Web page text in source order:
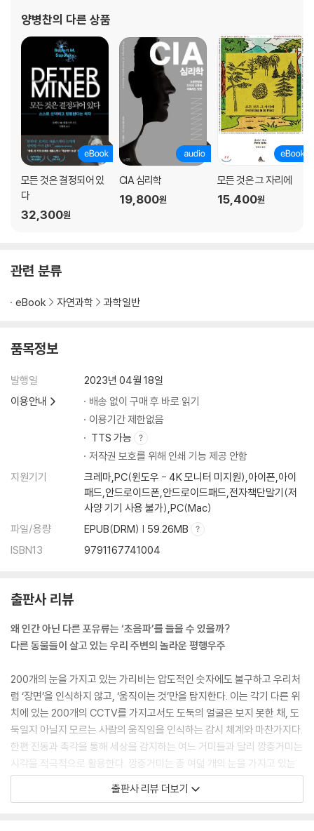
반향정위를 위한 10가지 난관│무적의 음파 탐지기│불나방의 말대꾸│‘소
리로 만지는’ 감각│돌고래의 투시력│메아리로 세상을 보는 사람
10장 전기장: 살아 있는 배터리
능동적 전기정위│정보의 손실 없는 완벽한 의사소통│로렌치니 팽대부│
전기감각의 복잡한 역사│전기감각은 육지에서도 작동할까?
11장 자기장: 그들은 가야 할 길을 알고 있다
동물들의 생물학적 나침반│거북의 놀라운 항해 기술│베일에 싸인 자기수
용체│직관에 어긋나는 세계
하나의 감각에만 의존하는 동물은 없다│자아를 타자와 구별하기│‘팔의
‘빛’이 세계를 오염시킨다│더 시끄럽게 울어야만 하는 새들│납작해진 감
각풍경│‘인간이 추가한 자극’ 제거하기│경이로움은 가까이에 있다
감사의 말
학 저널에 실린 의학 및 생명과학 기사를 번역해 페
양병찬의 다른 상품
모든 것은 결정되어 있
다
32,300원
CIA 심리학
19,800원
모든 것은 그 자리에
15,400원
관련 분류
eBook 자연과학 과학일반
품목정보
발행일
2023년 04월 18일
이용안내
배송 없이 구매 후 바로 읽기
이용기간 제한없음
TTS 가능
저작권 보호를 위해 인쇄 기능 제공 안함
지원기기
크레마,PC(윈도우 - 4K 모니터 미지원),아이폰,아이
패드,안드로이드폰,안드로이드패드,전자책단말기(저
사양 기기 사용 불가),PC(Mac)
파일/용량
EPUB(DRM) | 59.26MB
ISBN13
9791167741004
출판사 리뷰
왜 인간 아닌 다른 포유류는 ‘초음파’를 들을 수 있을까?
다른 동물들이 살고 있는 우리 주변의 놀라운 평행우주
200개의 눈을 가지고 있는 가리비는 압도적인 숫자에도 불구하고 우리처
럼 ‘장면’을 인식하지 않고, ‘움직이는 것’만을 탐지한다. 이는 각기 다른 위
치에 있는 200개의 CCTV를 가지고서도 도둑의 얼굴은 보지 못한 채, 도
둑일지 아닐지 모르는 사람의 움직임을 인식하는 감시 체계와 마찬가지다.
한편 진동과 촉각을 통해 세상을 감지하는 여느 거미들과 달리 깡충거미는
시각을 적극적으로 활용한다. 깡충거미는 총 여덟 개의 눈을 가지고 있는
데, 중앙 눈은 패턴과 모양을 인식하고, 보조 눈은 움직임을 추적하는 각기
다른 임무를 수행하며 엄청난 정보를 처리한다. 카멜레온은 앞뒤를 동시에
출판사 리뷰 더보기